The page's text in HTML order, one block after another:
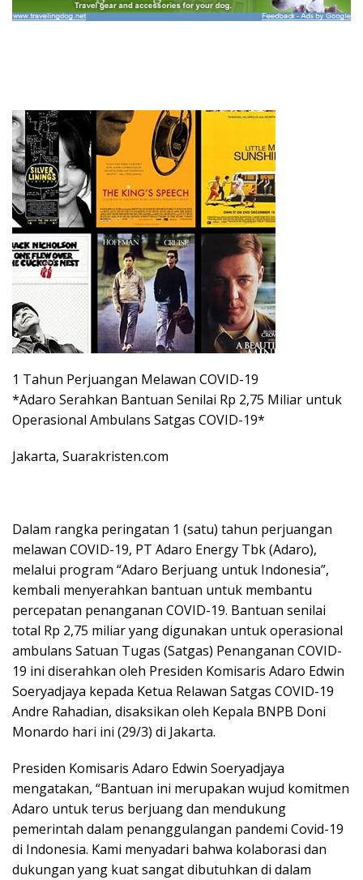
1 Tahun Perjuangan Melawan COVID-19
*Adaro Serahkan Bantuan Senilai Rp 2,75 Miliar untuk
Operasional Ambulans Satgas COVID-19*
Jakarta, Suarakristen.com
Dalam rangka peringatan 1 (satu) tahun perjuangan
melawan COVID-19, PT Adaro Energy Tbk (Adaro),
melalui program “Adaro Berjuang untuk Indonesia”,
kembali menyerahkan bantuan untuk membantu
percepatan penanganan COVID-19. Bantuan senilai
total Rp 2,75 miliar yang digunakan untuk operasional
ambulans Satuan Tugas (Satgas) Penanganan COVID-
19 ini diserahkan oleh Presiden Komisaris Adaro Edwin
Soeryadjaya kepada Ketua Relawan Satgas COVID-19
Andre Rahadian, disaksikan oleh Kepala BNPB Doni
Monardo hari ini (29/3) di Jakarta.
Presiden Komisaris Adaro Edwin Soeryadjaya
mengatakan, “Bantuan ini merupakan wujud komitmen
Adaro untuk terus berjuang dan mendukung
pemerintah dalam penanggulangan pandemi Covid-19
di Indonesia. Kami menyadari bahwa kolaborasi dan
dukungan yang kuat sangat dibutuhkan di dalam